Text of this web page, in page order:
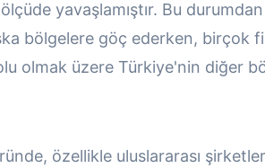
yavaşlamıştır. Bu
bölgelere göç ederken, birçok
olmak üzere Türkiye'nin diğer
özellikle uluslararası